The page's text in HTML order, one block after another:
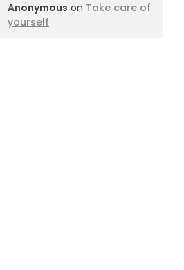
Anonymous on Take care of
yourself